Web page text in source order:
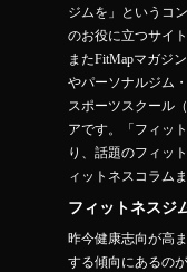
ジムを」というコ
のお役に立つサイ
またFitMapマガジ
やパーソナルジム
スポーツスクール
アです。「フィッ
り、話題のフィッ
ィットネスコラム
フィットネスジ
昨今健康志向が高
する傾向にあるの